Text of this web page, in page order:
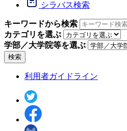
シラバス検索
キーワードから検索
カテゴリを選ぶ
学部／大学院等を選ぶ
検索
利用者ガイドライン